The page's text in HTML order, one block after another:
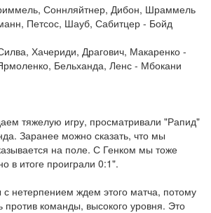
Соннляйтнер, Дибон, Шраммель
Петсос, Шауб, Сабитцер - Бойд
Хачериди, Драгович, Макаренко -
Бельханда, Ленс - Мбокани
тяжелую игру, просматривали "Рапид"
Заранее можно сказать, что мы
на поле. С Генком мы тоже
в итоге проиграли 0:1".
нетерпением ждем этого матча, потому
против команды, высокого уровня. Это